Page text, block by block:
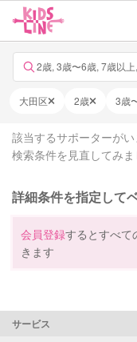
2歳, 3歳〜6歳, 7歳以
大田区 2歳 3歳
該当するサポーターがい
検索条件を見直してみま
詳細条件を指定して
会員登録するとすべて
きます
サービス